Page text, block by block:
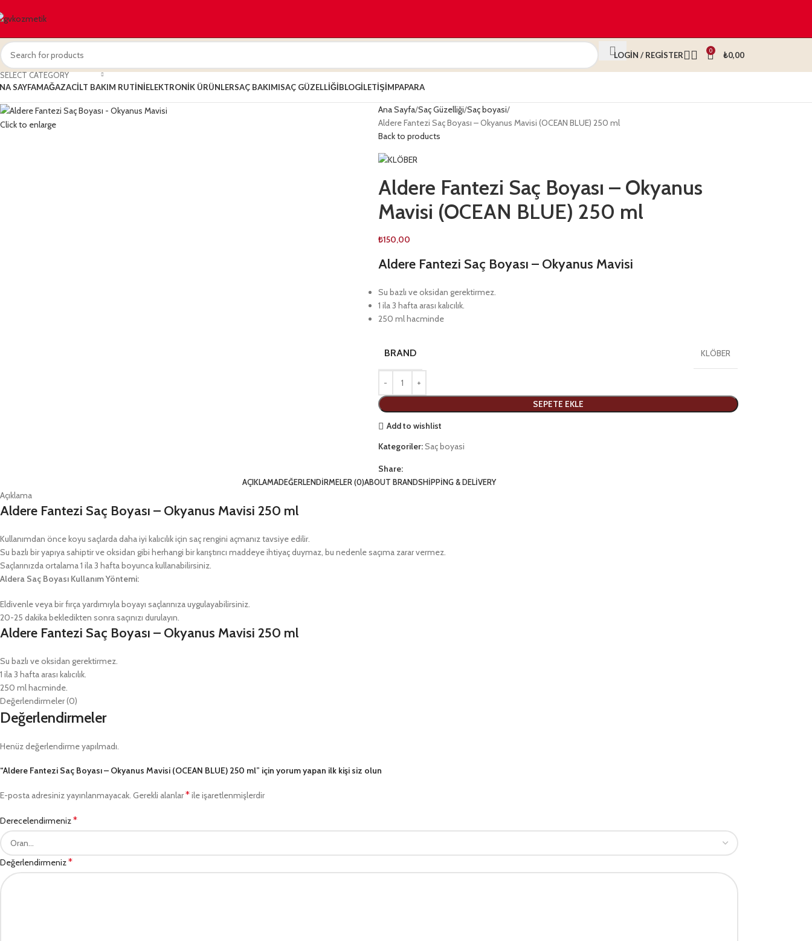
SELECT CATEGORY
LOGIN / REGISTER 0 ₺0,00
SAYFAMAĞAZACILT BAKIM RUTINIELEKTRONIK ÜRÜNLERSAÇ BAKIMISAÇ GÜZELLIĞIBLOGİLETIŞIMPAPARA
Click to enlarge
Ana Sayfa Saç Güzelliği Saç boyasi
Aldere Fantezi Saç Boyası – Okyanus Mavisi (OCEAN BLUE) 250 ml
Back to products
Aldere Fantezi Saç Boyası – Okyanus
Mavisi (OCEAN BLUE) 250 ml
₺150,00
Aldere Fantezi Saç Boyası – Okyanus Mavisi
Su bazlı ve oksidan gerektirmez.
1 ila 3 hafta arası kalıcılık.
250 ml hacminde
BRAND KLÖBER
SEPETE EKLE
Add to wishlist
Kategoriler:Saç boyasi
Share:
AÇIKLAMADEĞERLENDIRMELER (0)ABOUT BRANDSHIPPING & DELIVERY
Açıklama
Aldere Fantezi Saç Boyası – Okyanus Mavisi 250 ml
Kullanımdan önce koyu saçlarda daha iyi kalıcılık için saç rengini açmanız tavsiye edilir.
Su bazlı bir yapıya sahiptir ve oksidan gibi herhangi bir karıştırıcı maddeye ihtiyaç duymaz, bu nedenle saçıma zarar vermez.
Saçlarınızda ortalama 1 ila 3 hafta boyunca kullanabilirsiniz.
Aldera Saç Boyası Kullanım Yöntemi:
Eldivenle veya bir fırça yardımıyla boyayı saçlarınıza uygulayabilirsiniz.
20-25 dakika bekledikten sonra saçınızı durulayın.
Aldere Fantezi Saç Boyası – Okyanus Mavisi 250 ml
Su bazlı ve oksidan gerektirmez.
1 ila 3 hafta arası kalıcılık.
250 ml hacminde.
Değerlendirmeler (0)
Değerlendirmeler
Henüz değerlendirme yapılmadı.
“Aldere Fantezi Saç Boyası – Okyanus Mavisi (OCEAN BLUE) 250 ml” için yorum yapan ilk kişi siz olun
E-posta adresiniz yayınlanmayacak. Gerekli alanlar*ile işaretlenmişlerdir
Derecelendirmeniz*
Değerlendirmeniz*